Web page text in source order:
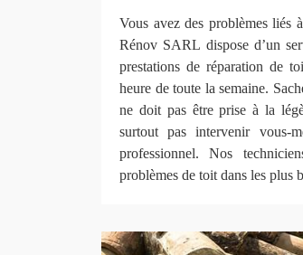
Vous avez des problèmes liés
Rénov SARL dispose d’un
prestations de réparation de
heure de toute la semaine.
ne doit pas être prise à la
surtout pas intervenir vous-
professionnel. Nos
problèmes de toit dans les plus